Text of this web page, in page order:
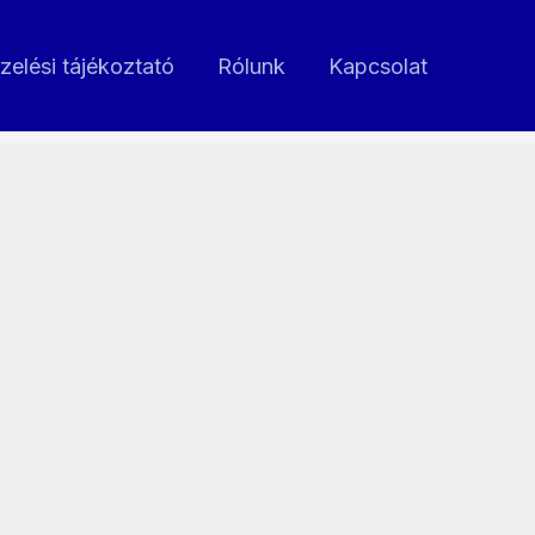
tájékoztató Rólunk Kapcsolat